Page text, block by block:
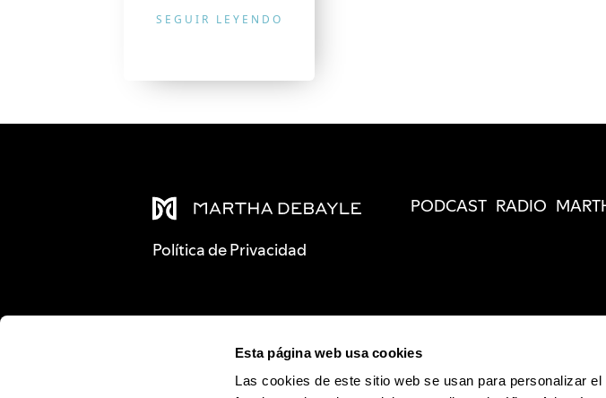
Esta página web usa cookies
Las cookies de este sitio web se usan para personalizar
SEGUIR LEYENDO
Política de Privacidad
PODCAST RADIO